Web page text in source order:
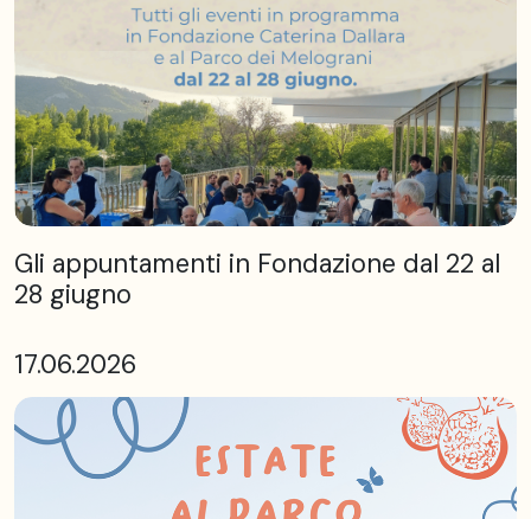
Gli appuntamenti in Fondazione dal 22 al
28 giugno
17.06.2026